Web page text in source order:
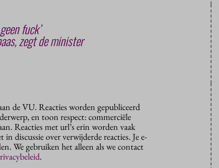
fuck’
zegt de minister
de VU. Reacties worden gepubliceerd
en toon respect: commerciële
Reacties met url’s erin worden vaak
discussie over verwijderde reacties. Je e-
We gebruiken het alleen als we contact
.